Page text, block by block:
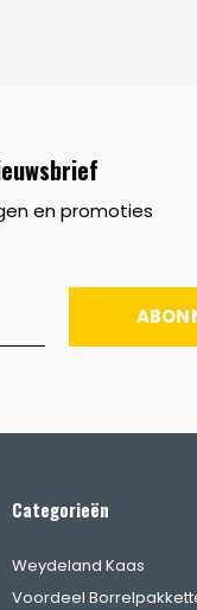
en promoties
Categorieën
Weydeland Kaas
Voordeel